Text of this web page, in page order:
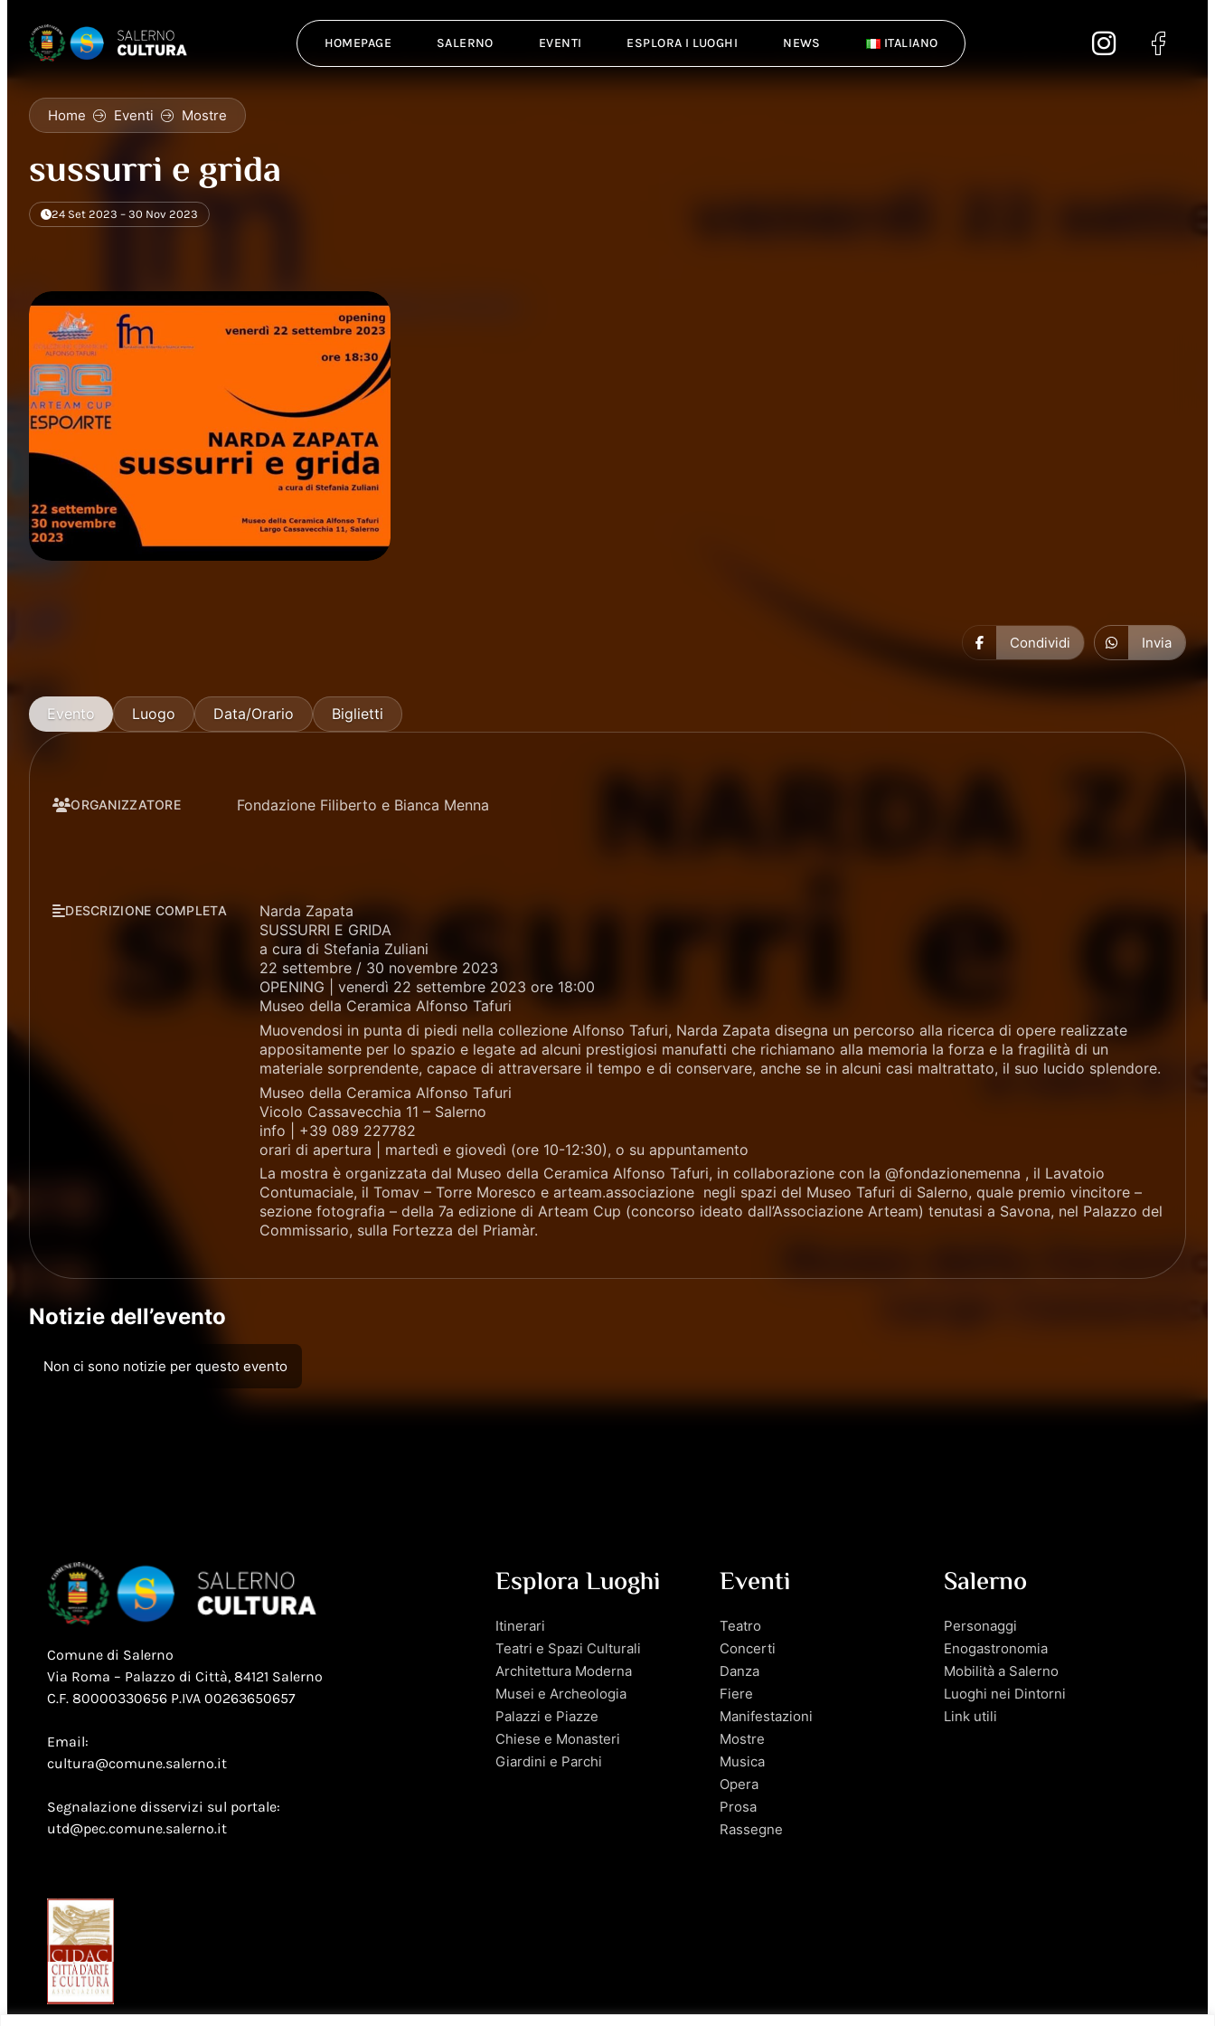
HOMEPAGE SALERNO EVENTI ESPLORA I LUOGHI NEWS ITALIANO
Home Eventi Mostre
sussurri e grida
24 Set 2023 – 30 Nov 2023
Condividi Invia
Evento Luogo Data/Orario Biglietti
ORGANIZZATORE Fondazione Filiberto e Bianca Menna
DESCRIZIONE COMPLETA
Narda Zapata
SUSSURRI E GRIDA
a cura di Stefania Zuliani
22 settembre / 30 novembre 2023
OPENING | venerdì 22 settembre 2023 ore 18:00
Museo della Ceramica Alfonso Tafuri
Muovendosi in punta di piedi nella collezione Alfonso Tafuri, Narda Zapata disegna un percorso alla ricerca di opere realizzate
appositamente per lo spazio e legate ad alcuni prestigiosi manufatti che richiamano alla memoria la forza e la fragilità di un
materiale sorprendente, capace di attraversare il tempo e di conservare, anche se in alcuni casi maltrattato, il suo lucido splendore.
Museo della Ceramica Alfonso Tafuri
Vicolo Cassavecchia 11 – Salerno
info | +39 089 227782
orari di apertura | martedì e giovedì (ore 10-12:30), o su appuntamento
La mostra è organizzata dal Museo della Ceramica Alfonso Tafuri, in collaborazione con la @fondazionemenna , il Lavatoio
Contumaciale, il Tomav – Torre Moresco e arteam.associazione negli spazi del Museo Tafuri di Salerno, quale premio vincitore –
sezione fotografia – della 7a edizione di Arteam Cup (concorso ideato dall’Associazione Arteam) tenutasi a Savona, nel Palazzo del
Commissario, sulla Fortezza del Priamàr.
Notizie dell’evento
Non ci sono notizie per questo evento
Comune di Salerno
Via Roma – Palazzo di Città, 84121 Salerno
C.F. 80000330656 P.IVA 00263650657
Email:
cultura@comune.salerno.it
Segnalazione disservizi sul portale:
utd@pec.comune.salerno.it
Esplora Luoghi
Itinerari
Teatri e Spazi Culturali
Architettura Moderna
Musei e Archeologia
Palazzi e Piazze
Chiese e Monasteri
Giardini e Parchi
Eventi
Teatro
Concerti
Danza
Fiere
Manifestazioni
Mostre
Musica
Opera
Prosa
Rassegne
Salerno
Personaggi
Enogastronomia
Mobilità a Salerno
Luoghi nei Dintorni
Link utili